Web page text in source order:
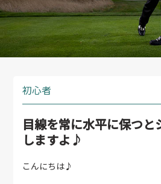
初心者
目線を常に水平に保つと
しますよ♪
こんにちは♪